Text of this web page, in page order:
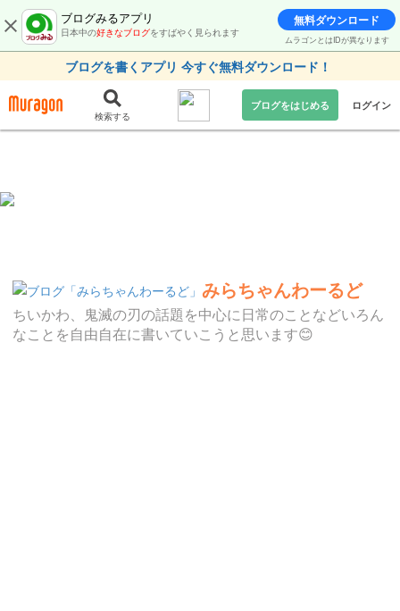
ブログみるアプリ
日本中の好きなブログをすばやく見られます
無料ダウンロード
ムラゴンとはIDが異なります
ブログを書くアプリ 今すぐ無料ダウンロード！
検索する
ブログをはじめる ログイン
みらちゃんわーるど
ちいかわ、鬼滅の刃の話題を中心に日常のことなどいろん
なことを自由自在に書いていこうと思います😊